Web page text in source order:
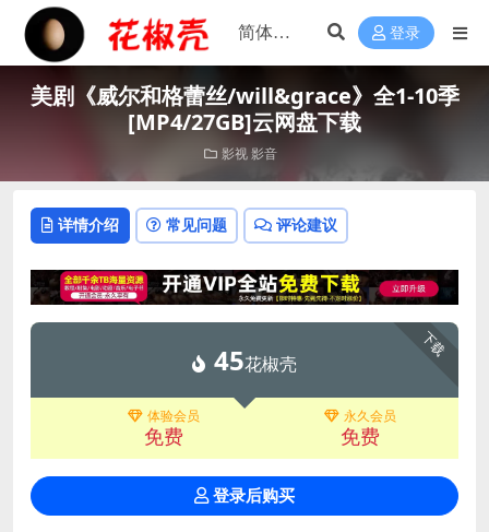
登录
美剧《威尔和格蕾丝/will&grace》全1-10季
[MP4/27GB]云网盘下载
影视 影音
详情介绍 常见问题 评论建议
下载
45花椒壳
体验会员
免费
永久会员
免费
登录后购买